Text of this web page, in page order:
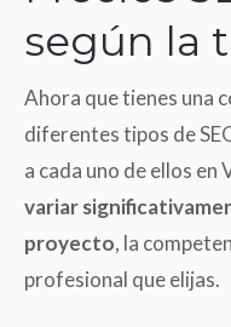
según la
Ahora que tienes una
diferentes tipos de
a cada uno de ellos en
variar
proyecto, la
profesional que elijas.